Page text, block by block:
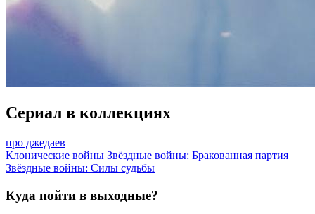
Сериал в коллекциях
про джедаев
Клонические войны Звёздные войны: Бракованная партия
Звёздные войны: Силы судьбы
Куда пойти в выходные?